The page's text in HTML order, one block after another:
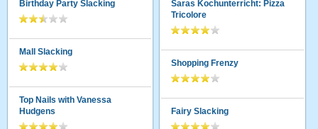
Birthday Party Slacking
Mall Slacking
Top Nails with Vanessa
Hudgens
Saras Kochunterricht: Pizza
Tricolore
Shopping Frenzy
Fairy Slacking